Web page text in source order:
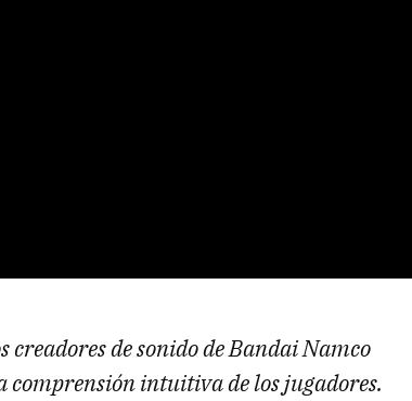
creadores de sonido de Bandai Namco
intuitiva de los jugadores.